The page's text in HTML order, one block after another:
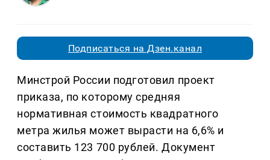
Подписаться на Дзен.канал
Минстрой России подготовил проект
приказа, по которому средняя
нормативная стоимость квадратного
метра жилья может вырасти на 6,6% и
составить 123 700 рублей. Документ